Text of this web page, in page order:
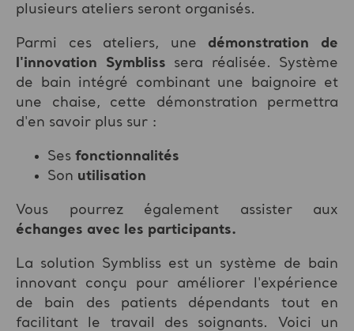
plusieurs ateliers seront organisés.
Parmi ces ateliers, une démonstration de
l'innovation Symbliss sera réalisée. Système
de bain intégré combinant une baignoire et
une chaise, cette démonstration permettra
d'en savoir plus sur :
Ses fonctionnalités
Son utilisation
Vous pourrez également assister aux
échanges avec les participants.
La solution Symbliss est un système de bain
innovant conçu pour améliorer l'expérience
de bain des patients dépendants tout en
facilitant le travail des soignants. Voici un